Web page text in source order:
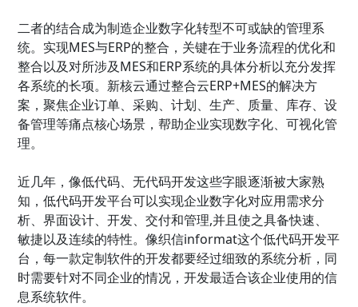
二者的结合成为制造企业数字化转型不可或缺的管理系
统。实现MES与ERP的整合，关键在于业务流程的优化和
整合以及对所涉及MES和ERP系统的具体分析以充分发挥
各系统的长项。新核云通过整合云ERP+MES的解决方
案，聚焦企业订单、采购、计划、生产、质量、库存、设
备管理等痛点核心场景，帮助企业实现数字化、可视化管
理。
近几年，像低代码、无代码开发这些字眼逐渐被大家熟
知，低代码开发平台可以实现企业数字化对应用需求分
析、界面设计、开发、交付和管理,并且使之具备快速、
敏捷以及连续的特性。像织信informat这个低代码开发平
台，每一款定制软件的开发都要经过细致的系统分析，同
时需要针对不同企业的情况，开发最适合该企业使用的信
息系统软件。